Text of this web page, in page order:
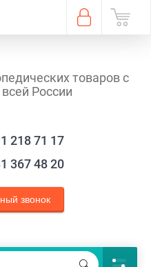
товаров с
России
218 71 17
367 48 20
звонок